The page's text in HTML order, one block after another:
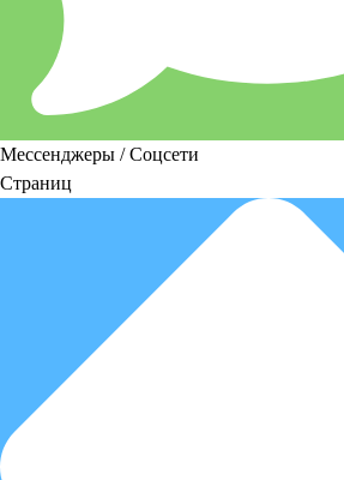
Мессенджеры / Соцсети
Страниц